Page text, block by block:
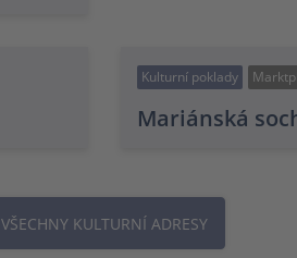
Kulturní poklady
Mariánská
VŠECHNY KULTURNÍ ADRESY